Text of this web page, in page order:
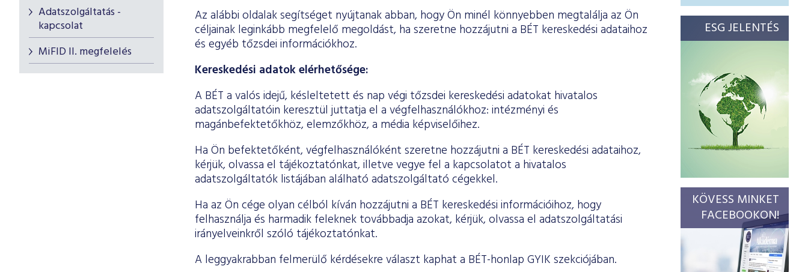
Adatszolgáltatás -
kapcsolat
MiFID II. megfelelés
Az alábbi oldalak segítséget nyújtanak abban, hogy Ön minél könnyebben megtalálja az Ön
céljainak leginkább megfelelő megoldást, ha szeretne hozzájutni a BÉT kereskedési adataihoz
és egyéb tőzsdei információkhoz.
Kereskedési adatok elérhetősége:
A BÉT a valós idejű, késleltetett és nap végi tőzsdei kereskedési adatokat hivatalos
adatszolgáltatóin keresztül juttatja el a végfelhasználókhoz: intézményi és
magánbefektetőkhöz, elemzőkhöz, a média képviselőihez.
Ha Ön befektetőként, végfelhasználóként szeretne hozzájutni a BÉT kereskedési adataihoz,
kérjük, olvassa el tájékoztatónkat, illetve vegye fel a kapcsolatot a hivatalos
adatszolgáltatók listájában alálható adatszolgáltató cégekkel.
Ha az Ön cége olyan célból kíván hozzájutni a BÉT kereskedési információihoz, hogy
felhasználja és harmadik feleknek továbbadja azokat, kérjük, olvassa el adatszolgáltatási
irányelveinkről szóló tájékoztatónkat.
A leggyakrabban felmerülő kérdésekre választ kaphat a BÉT-honlap GYIK szekciójában.
ESG JELENTÉS
KÖVESS MINKET
FACEBOOKON!